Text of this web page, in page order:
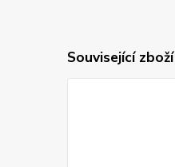
Související zboží